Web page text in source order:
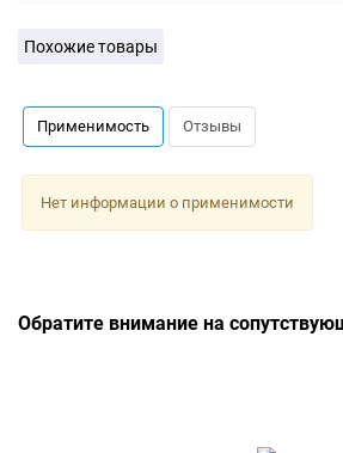
Похожие товары
Применимость Отзывы
Нет информации о применимости
Обратите внимание на